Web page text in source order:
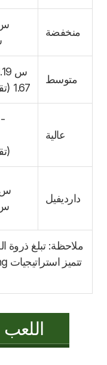
منخفضة
متوسط
1.67 (تقديري)
عالية
دارديفيل